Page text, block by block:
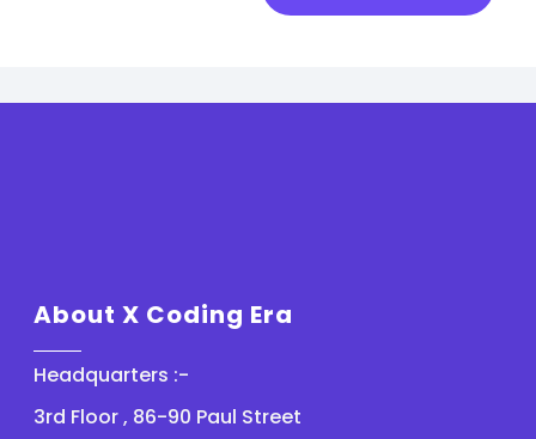
About X Coding Era
Headquarters :-
3rd Floor , 86-90 Paul Street